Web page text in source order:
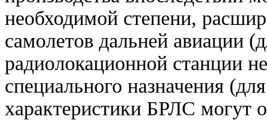
необходимой степени,
самолетов дальней авиации
радиолокационной станции
специального назначения
характеристики БРЛС могут